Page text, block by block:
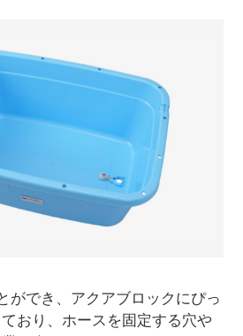
ができ、アクアブロックにぴっ
おり、ホースを固定する穴や